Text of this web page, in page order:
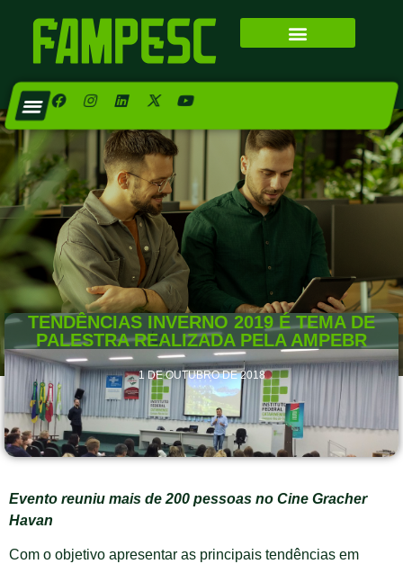
TENDÊNCIAS INVERNO 2019 É TEMA DE
PALESTRA REALIZADA PELA AMPEBR
1 DE OUTUBRO DE 2018
Evento reuniu mais de 200 pessoas no Cine Gracher
Havan
Com o objetivo apresentar as principais tendências em